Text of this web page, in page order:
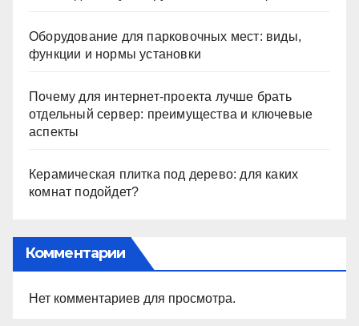
Оборудование для парковочных мест: виды,
функции и нормы установки
Почему для интернет-проекта лучше брать
отдельный сервер: преимущества и ключевые
аспекты
Керамическая плитка под дерево: для каких
комнат подойдет?
Комментарии
Нет комментариев для просмотра.